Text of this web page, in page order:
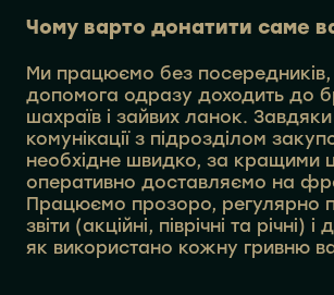
Чому варто донатити саме
Ми працюємо без
допомога одразу доходить до
шахраїв і зайвих ланок.
комунікації з підрозділом
необхідне швидко, за кращими
оперативно доставляємо на
Працюємо прозоро, регулярно
звіти (акційні, піврічні та річні)
як використано кожну гривню